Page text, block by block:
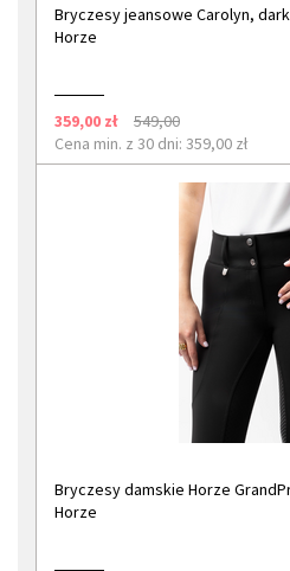
Bryczesy jeansowe Carolyn,
Horze
359,00 zł
549,00
Cena min. z 30 dni: 359,00 zł
Bryczesy damskie Horze
Horze